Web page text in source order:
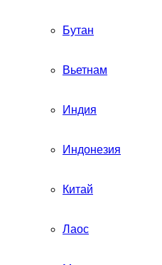
Бутан
Вьетнам
Индия
Индонезия
Китай
Лаос